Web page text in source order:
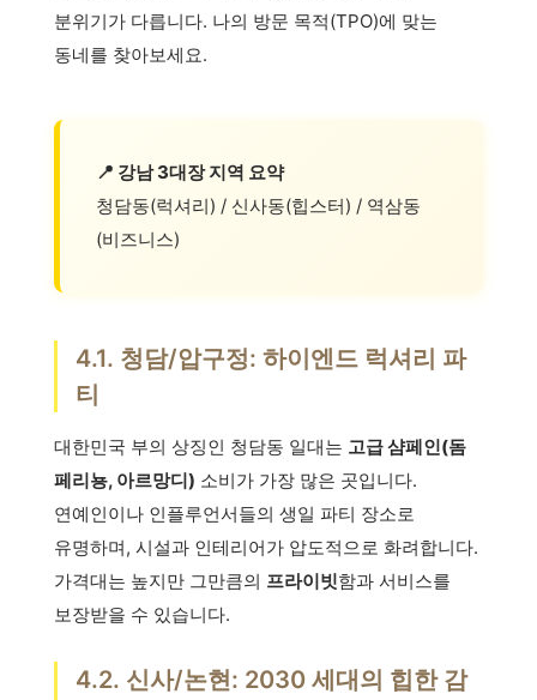
분위기가 다릅니다. 나의 방문 목적(TPO)에 맞는
동네를 찾아보세요.
📍 강남 3대장 지역 요약
청담동(럭셔리) / 신사동(힙스터) / 역삼동
(비즈니스)
4.1. 청담/압구정: 하이엔드 럭셔리 파
티
대한민국 부의 상징인 청담동 일대는 고급 샴페인(돔
페리뇽, 아르망디) 소비가 가장 많은 곳입니다.
연예인이나 인플루언서들의 생일 파티 장소로
유명하며, 시설과 인테리어가 압도적으로 화려합니다.
가격대는 높지만 그만큼의 프라이빗함과 서비스를
보장받을 수 있습니다.
4.2. 신사/논현: 2030 세대의 힙한 감